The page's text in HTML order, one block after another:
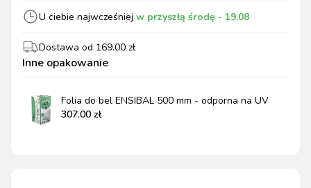
U ciebie najwcześniej w przyszłą środę - 19.08
Dostawa od 169.00 zł
Inne opakowanie
Folia do bel ENSIBAL 500 mm - odporna na UV
307.00 zł